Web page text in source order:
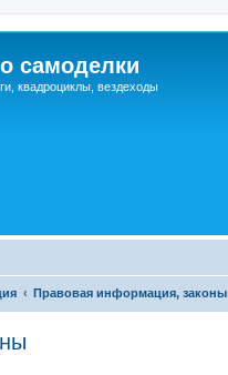
самоделки
квадроциклы, вездеходы
Правовая информация, законы